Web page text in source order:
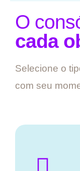
O
cada
Selecione o
com seu